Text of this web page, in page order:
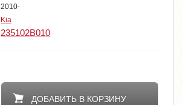
2010-
Kia
235102B010
ДОБАВИТЬ В КОРЗИНУ